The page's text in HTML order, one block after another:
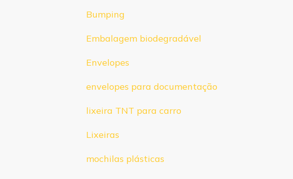
Bumping
Embalagem biodegradável
Envelopes
envelopes para documentação
lixeira TNT para carro
Lixeiras
mochilas plásticas